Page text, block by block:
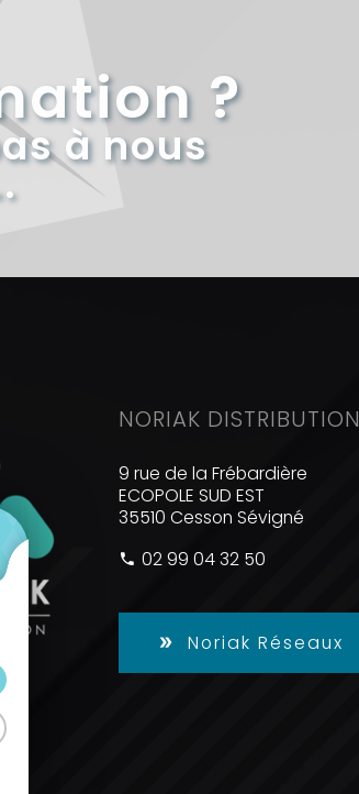
?
à nous
NORIAK DISTRIBUTION
9 rue de la Frébardière
ECOPOLE SUD EST
35510 Cesson Sévigné
02 99 04 32 50
Noriak Réseaux